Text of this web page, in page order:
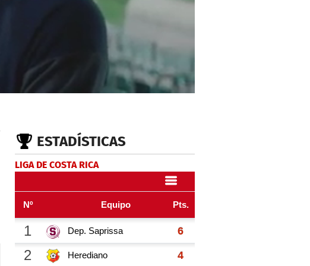
ESTADÍSTICAS
LIGA DE COSTA RICA